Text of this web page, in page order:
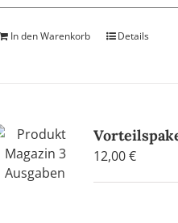
In den Warenkorb Details
12,00€